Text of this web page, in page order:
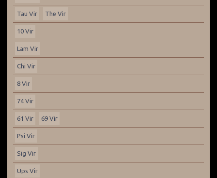
Tau Vir The Vir
10 Vir
Lam Vir
Chi Vir
8 Vir
74 Vir
61 Vir 69 Vir
Psi Vir
Sig Vir
Ups Vir